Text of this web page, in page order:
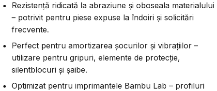
Rezistență ridicată la abraziune și oboseala materialului
– potrivit pentru piese expuse la îndoiri și solicitări
frecvente.
Perfect pentru amortizarea șocurilor și vibrațiilor –
utilizare pentru gripuri, elemente de protecție,
silentblocuri și șaibe.
Optimizat pentru imprimantele Bambu Lab – profiluri